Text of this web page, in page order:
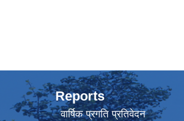
Reports
वार्षिक प्रगति प्रतिवेदन